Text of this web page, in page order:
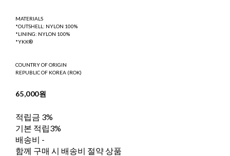
MATERIALS
*OUTSHELL: NYLON 100%
*LINING: NYLON 100%
*YKK®
COUNTRY OF ORIGIN
REPUBLIC OF KOREA (ROK)
65,000원
적립금 3%
기본 적립3%
배송비 -
함께 구매 시 배송비 절약 상품